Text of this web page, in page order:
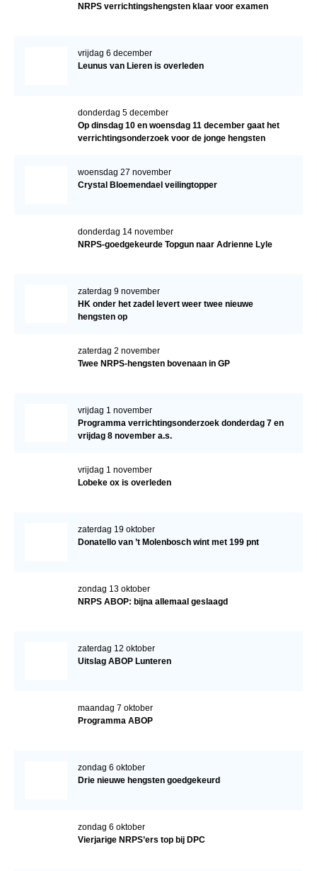
NRPS verrichtingshengsten klaar voor examen
vrijdag 6 december
Leunus van Lieren is overleden
donderdag 5 december
Op dinsdag 10 en woensdag 11 december gaat het
verrichtingsonderzoek voor de jonge hengsten
woensdag 27 november
Crystal Bloemendael veilingtopper
donderdag 14 november
NRPS-goedgekeurde Topgun naar Adrienne Lyle
zaterdag 9 november
HK onder het zadel levert weer twee nieuwe
hengsten op
zaterdag 2 november
Twee NRPS-hengsten bovenaan in GP
vrijdag 1 november
Programma verrichtingsonderzoek donderdag 7 en
vrijdag 8 november a.s.
vrijdag 1 november
Lobeke ox is overleden
zaterdag 19 oktober
Donatello van ’t Molenbosch wint met 199 pnt
zondag 13 oktober
NRPS ABOP: bijna allemaal geslaagd
zaterdag 12 oktober
Uitslag ABOP Lunteren
maandag 7 oktober
Programma ABOP
zondag 6 oktober
Drie nieuwe hengsten goedgekeurd
zondag 6 oktober
Vierjarige NRPS’ers top bij DPC